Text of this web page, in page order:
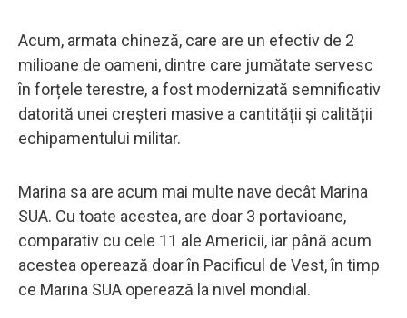
Acum, armata chineză, care are un efectiv de 2
milioane de oameni, dintre care jumătate servesc
în forțele terestre, a fost modernizată semnificativ
datorită unei creșteri masive a cantității și calității
echipamentului militar.
Marina sa are acum mai multe nave decât Marina
SUA. Cu toate acestea, are doar 3 portavioane,
comparativ cu cele 11 ale Americii, iar până acum
acestea operează doar în Pacificul de Vest, în timp
ce Marina SUA operează la nivel mondial.